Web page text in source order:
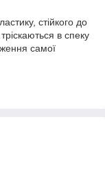
стійкого до
в спеку
самої